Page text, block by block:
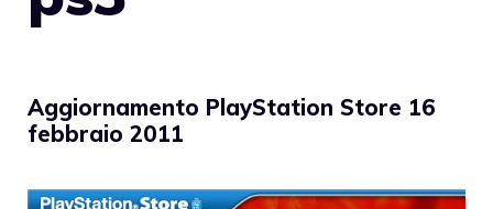
Aggiornamento PlayStation Store 16
febbraio 2011